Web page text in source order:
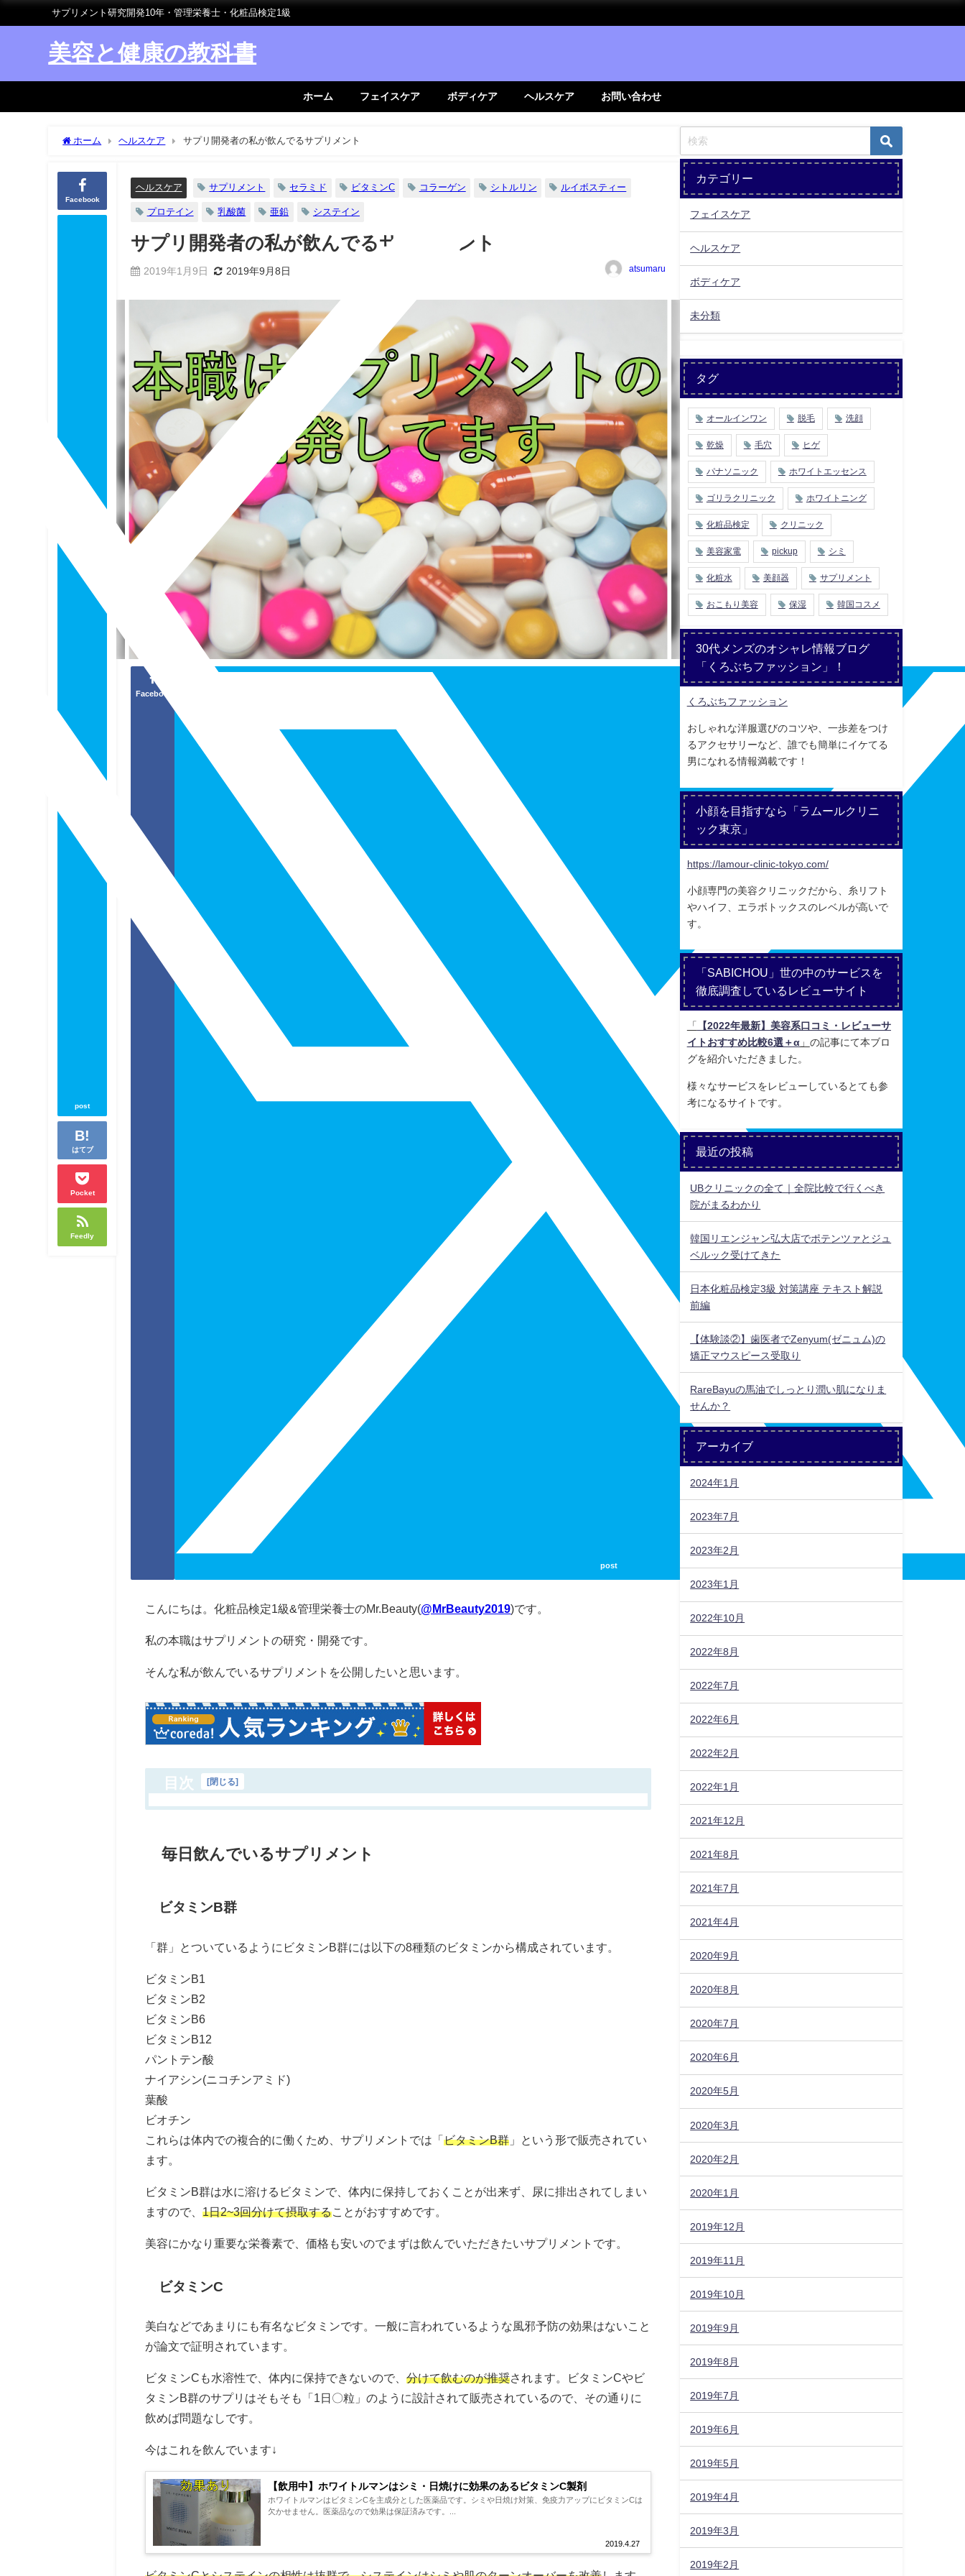
サプリメント研究開発10年・管理栄養士・化粧品検定1級
美容と健康の教科書
ホーム フェイスケア ボディケア ヘルスケア お問い合わせ
ホーム ヘルスケア サプリ開発者の私が飲んでるサプリメント
Facebook
post
はてブ
Pocket
Feedly
ヘルスケア サプリメント セラミド ビタミンC コラーゲン シトルリン ルイボスティー
プロテイン 乳酸菌 亜鉛 システイン
サプリ開発者の私が飲んでるサプリメント
2019年1月9日 2019年9月8日 atsumaru
Facebook
post
こんにちは。化粧品検定1級&管理栄養士のMr.Beauty(@MrBeauty2019)です。
私の本職はサプリメントの研究・開発です。
そんな私が飲んでいるサプリメントを公開したいと思います。
目次 [閉じる]
毎日飲んでいるサプリメント
ビタミンB群
「群」とついているようにビタミンB群には以下の8種類のビタミンから構成されています。
ビタミンB1
ビタミンB2
ビタミンB6
ビタミンB12
パントテン酸
ナイアシン(ニコチンアミド)
葉酸
ビオチン
これらは体内での複合的に働くため、サプリメントでは「ビタミンB群 」という形で販売されてい
ます。
ビタミンB群は水に溶けるビタミンで、体内に保持しておくことが出来ず、尿に排出されてしまい
ますので、1日2~3回分けて摂取する ことがおすすめです。
美容にかなり重要な栄養素で、価格も安いのでまずは飲んでいただきたいサプリメントです。
ビタミンC
美白などであまりにも有名なビタミンです。一般に言われているような風邪予防の効果はないこと
が論文で証明されています。
ビタミンCも水溶性で、体内に保持できないので、分けて飲むのが推奨されます。ビタミンCやビ
タミンB群のサプリはそもそも「1日〇粒」のように設計されて販売されているので、その通りに
飲めば問題なしです。
今はこれを飲んでいます↓
【飲用中】ホワイトルマンはシミ・日焼けに効果のあるビタミンC製剤
2019.4.27
ホワイトルマンはビタミンCを主成分とした医薬品です。シミや日焼け対策、免疫力アップにビタミンCは
欠かせません。医薬品なので効果は保証済みです。...
カテゴリー
フェイスケア
ヘルスケア
ボディケア
未分類
タグ
オールインワン 脱毛 洗顔
乾燥 毛穴 ヒゲ
パナソニック ホワイトエッセンス
ゴリラクリニック ホワイトニング
化粧品検定 クリニック
美容家電 pickup シミ
化粧水 美顔器 サプリメント
おこもり美容 保湿 韓国コスメ
30代メンズのオシャレ情報ブログ
「くろぶちファッション」！
くろぶちファッション
おしゃれな洋服選びのコツや、一歩差をつけ
るアクセサリーなど、誰でも簡単にイケてる
男になれる情報満載です！
小顔を目指すなら「ラムールクリニ
ック東京」
https://lamour-clinic-tokyo.com/
小顔専門の美容クリニックだから、糸リフト
やハイフ、エラボトックスのレベルが高いで
す。
「SABICHOU」世の中のサービスを
徹底調査しているレビューサイト
「
【2022年最新】美容系口コミ・レビューサ
イトおすすめ比較6選＋α」 の記事にて本ブロ
グを紹介いただきました。
様々なサービスをレビューしているとても参
考になるサイトです。
最近の投稿
UBクリニックの全て｜全院比較で行くべき
院がまるわかり
韓国リエンジャン弘大店でポテンツァとジュ
ベルック受けてきた
日本化粧品検定3級 対策講座 テキスト解説
前編
【体験談②】歯医者でZenyum(ゼニュム)の
矯正マウスピース受取り
RareBayuの馬油でしっとり潤い肌になりま
せんか？
アーカイブ
2024年1月
2023年7月
2023年2月
2023年1月
2022年10月
2022年8月
2022年7月
2022年6月
2022年2月
2022年1月
2021年12月
2021年8月
2021年7月
2021年4月
2020年9月
2020年8月
2020年7月
2020年6月
2020年5月
2020年3月
2020年2月
2020年1月
2019年12月
2019年11月
2019年10月
2019年9月
2019年8月
2019年7月
2019年6月
2019年5月
2019年4月
2019年3月
2019年2月